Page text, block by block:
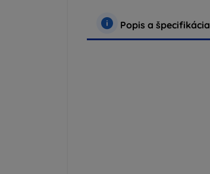
Popis a špecifikácia